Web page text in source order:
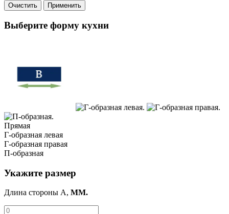
Очистить Применить
Выберите форму кухни
Прямая
Г-образная левая
Г-образная правая
П-образная
Укажите размер
Длина стороны A, ММ.